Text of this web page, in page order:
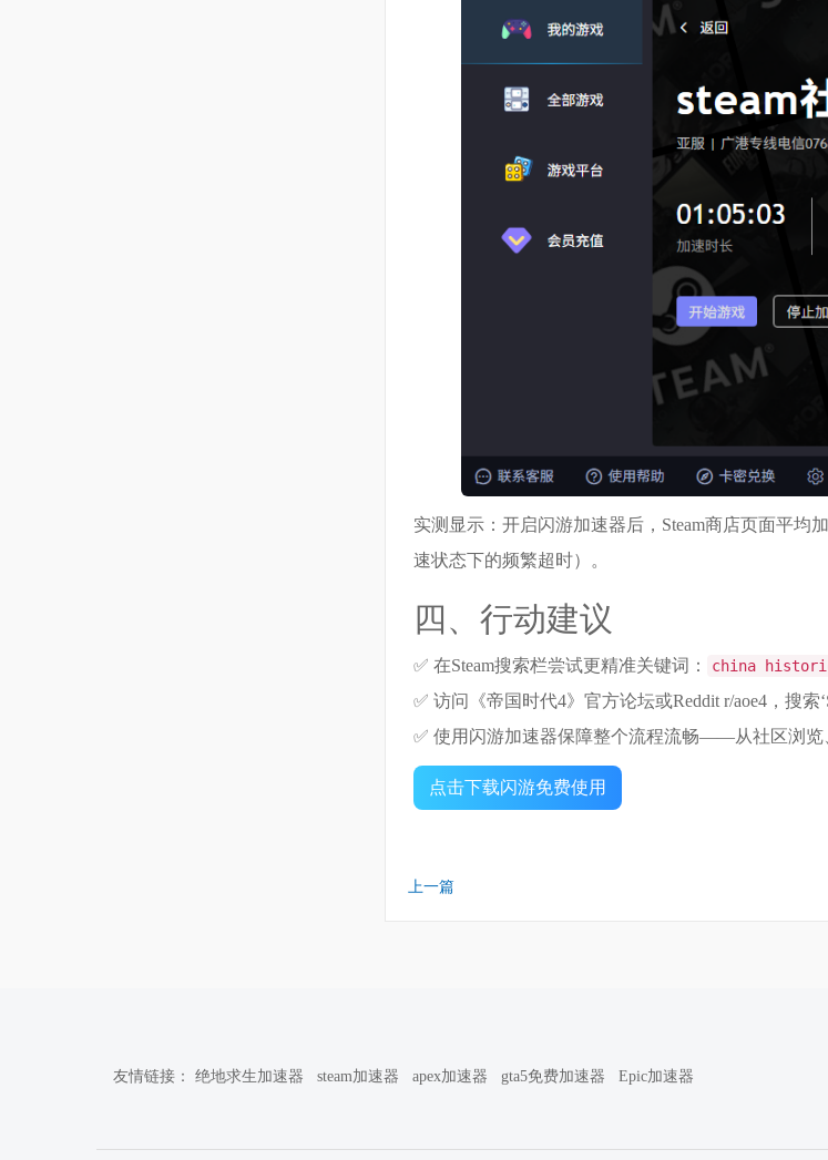
实测显示：开启闪游加速器后，Steam商店页面平均
速状态下的频繁超时）。
四、行动建议
✅ 在Steam搜索栏尝试更精准关键词： china
✅ 访问《帝国时代4》官方论坛或Reddit r/aoe4，搜索
✅ 使用闪游加速器保障整个流程流畅——从社区浏览
点击下载闪游免费使用
上一篇
友情链接： 绝地求生加速器 steam加速器 apex加速器 gta5免费加速器 Epic加速器